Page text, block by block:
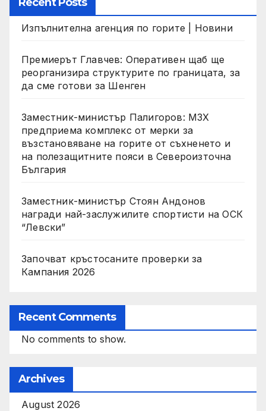
Изпълнителна агенция по горите | Новини
Премиерът Главчев: Оперативен щаб ще
реорганизира структурите по границата, за
да сме готови за Шенген
Заместник-министър Палигоров: МЗХ
предприема комплекс от мерки за
възстановяване на горите от съхненето и
на полезащитните пояси в Североизточна
България
Заместник-министър Стоян Андонов
награди най-заслужилите спортисти на ОСК
“Левски”
Започват кръстосаните проверки за
Кампания 2026
Recent Comments
No comments to show.
Archives
August 2026